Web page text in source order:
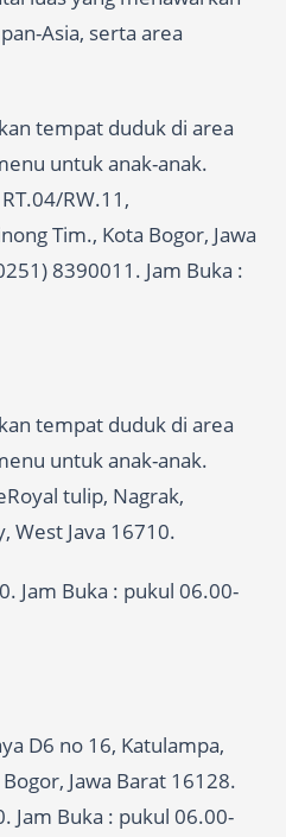
Asia, serta area
tempat duduk di area
untuk anak-anak.
RW.11,
Tim., Kota Bogor, Jawa
8390011. Jam Buka :
tempat duduk di area
untuk anak-anak.
tulip, Nagrak,
West Java 16710.
Jam Buka : pukul 06.00-
D6 no 16, Katulampa,
Jawa Barat 16128.
Jam Buka : pukul 06.00-